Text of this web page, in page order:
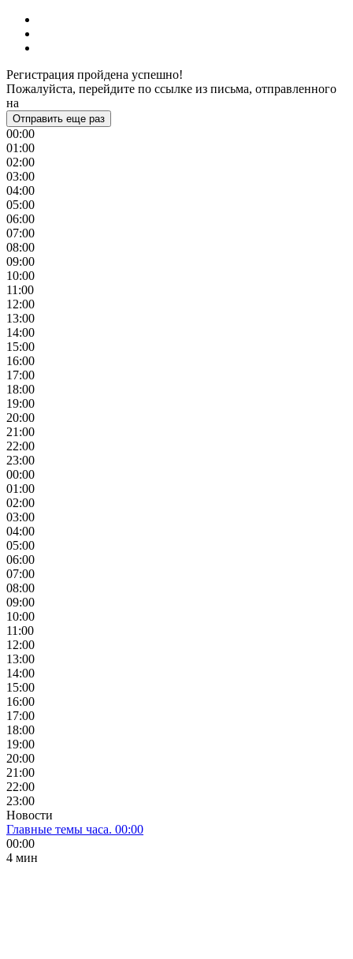
Регистрация пройдена успешно!
Пожалуйста, перейдите по ссылке из письма, отправленного
на
Отправить еще раз
00:00
01:00
02:00
03:00
04:00
05:00
06:00
07:00
08:00
09:00
10:00
11:00
12:00
13:00
14:00
15:00
16:00
17:00
18:00
19:00
20:00
21:00
22:00
23:00
00:00
01:00
02:00
03:00
04:00
05:00
06:00
07:00
08:00
09:00
10:00
11:00
12:00
13:00
14:00
15:00
16:00
17:00
18:00
19:00
20:00
21:00
22:00
23:00
Новости
Главные темы часа. 00:00
00:00
4 мин